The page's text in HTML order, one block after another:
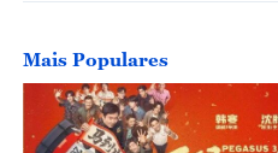
Mais Populares